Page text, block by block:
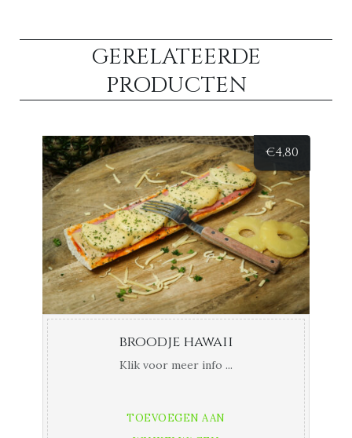
GERELATEERDE
PRODUCTEN
€4,80
broodje hawaii
Klik voor meer info ...
TOEVOEGEN AAN